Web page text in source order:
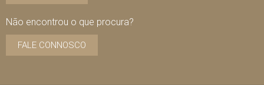
Não encontrou o que procura?
FALE CONNOSCO